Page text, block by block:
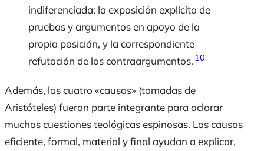
indiferenciada; la exposición explícita de
pruebas y argumentos en apoyo de la
propia posición, y la correspondiente
refutación de los contraargumentos. 10
Además, las cuatro «causas» (tomadas de
Aristóteles) fueron parte integrante para aclarar
muchas cuestiones teológicas espinosas. Las causas
eficiente, formal, material y final ayudan a explicar,